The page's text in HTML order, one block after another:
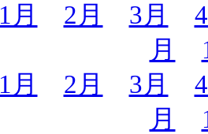
1月 2月 3月
月
1月 2月 3月
月